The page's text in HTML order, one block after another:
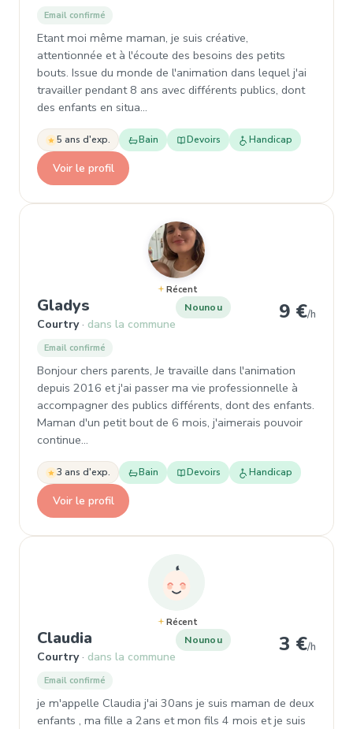
Email confirmé
Etant moi même maman, je suis créative,
attentionnée et à l'écoute des besoins des petits
bouts. Issue du monde de l'animation dans lequel j'ai
travailler pendant 8 ans avec différents publics, dont
des enfants en situa…
5 ans d'exp. Bain Devoirs Handicap
Voir le profil
Récent
Gladys , Nounou à Courtry
Courtry dans la commune
Nounou 9 €/h
Email confirmé
Bonjour chers parents, Je travaille dans l'animation
depuis 2016 et j'ai passer ma vie professionnelle à
accompagner des publics différents, dont des enfants.
Maman d'un petit bout de 6 mois, j'aimerais pouvoir
continue…
3 ans d'exp. Bain Devoirs Handicap
Voir le profil
Récent
Claudia , Nounou à Courtry
Courtry dans la commune
Nounou 3 €/h
Email confirmé
je m'appelle Claudia j'ai 30ans je suis maman de deux
enfants , ma fille a 2ans et mon fils 4 mois et je suis